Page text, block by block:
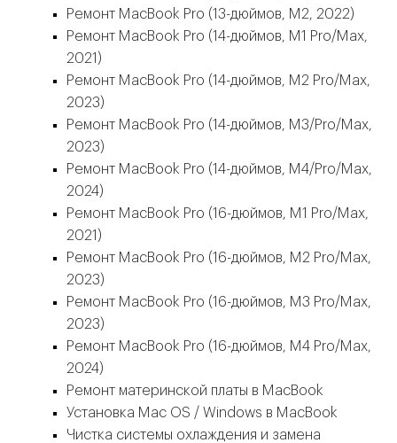
Ремонт MacBook Pro (13-дюймов, M2, 2022)
Ремонт MacBook Pro (14-дюймов, M1 Pro/Max,
2021)
Ремонт MacBook Pro (14-дюймов, M2 Pro/Max,
2023)
Ремонт MacBook Pro (14-дюймов, M3/Pro/Max,
2023)
Ремонт MacBook Pro (14-дюймов, M4/Pro/Max,
2024)
Ремонт MacBook Pro (16-дюймов, M1 Pro/Max,
2021)
Ремонт MacBook Pro (16-дюймов, M2 Pro/Max,
2023)
Ремонт MacBook Pro (16-дюймов, M3 Pro/Max,
2023)
Ремонт MacBook Pro (16-дюймов, M4 Pro/Max,
2024)
Ремонт материнской платы в MacBook
Установка Mac OS / Windows в MacBook
Чистка системы охлаждения и замена